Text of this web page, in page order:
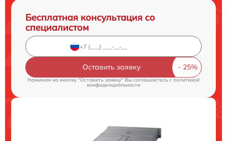
Бесплатная консультация со
специалистом
Оставить заявку
Нажимая на кнопку "Оставить заявку" Вы соглашаетесь cполитикой
конфиденциальности